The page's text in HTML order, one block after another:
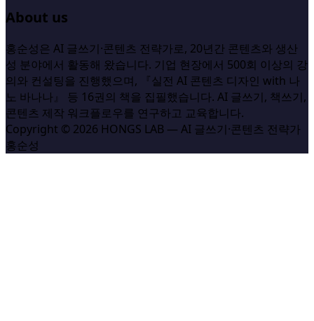
About us
홍순성은 AI 글쓰기·콘텐츠 전략가로, 20년간 콘텐츠와 생산
성 분야에서 활동해 왔습니다. 기업 현장에서 500회 이상의 강
의와 컨설팅을 진행했으며, 『실전 AI 콘텐츠 디자인 with 나
노 바나나』 등 16권의 책을 집필했습니다. AI 글쓰기, 책쓰기,
콘텐츠 제작 워크플로우를 연구하고 교육합니다.
Copyright © 2026 HONGS LAB — AI 글쓰기·콘텐츠 전략가
홍순성